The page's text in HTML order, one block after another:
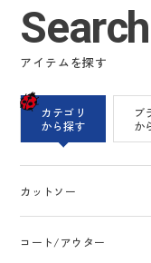
アイテムを探す
カテゴリ
から探す
ブ
か
カットソー
コート/アウター